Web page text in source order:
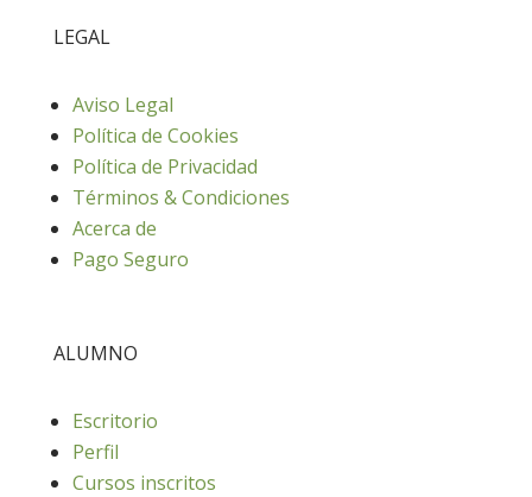
LEGAL
Aviso Legal
Política de Cookies
Política de Privacidad
Términos & Condiciones
Acerca de
Pago Seguro
ALUMNO
Escritorio
Perfil
Cursos inscritos